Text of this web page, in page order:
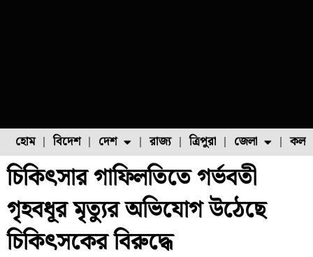
হোম বিদেশ দেশ
ফুল চাষ ফল চাষ মাছ চাষ
রাজ্য ত্রিপুরা জেলা
উত্তর ২৪ পরগনা
চিকিৎসার গাফিলতিতে গর্ভবতী
গৃহবধূর মৃত্যুর অভিযোগ উঠেছে
চিকিৎসকের বিরুদ্ধে